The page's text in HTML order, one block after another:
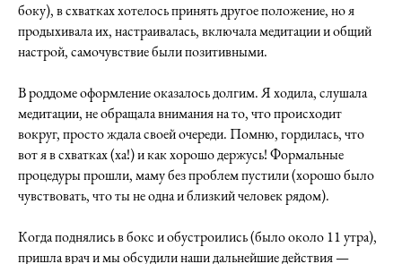
боку), в схватках хотелось принять другое положение, но я
продыхивала их, настраивалась, включала медитации и общий
настрой, самочувствие были позитивными.
В роддоме оформление оказалось долгим. Я ходила, слушала
медитации, не обращала внимания на то, что происходит
вокруг, просто ждала своей очереди. Помню, гордилась, что
вот я в схватках (ха!) и как хорошо держусь! Формальные
процедуры прошли, маму без проблем пустили (хорошо было
чувствовать, что ты не одна и близкий человек рядом).
Когда поднялись в бокс и обустроились (было около 11 утра),
пришла врач и мы обсудили наши дальнейшие действия —